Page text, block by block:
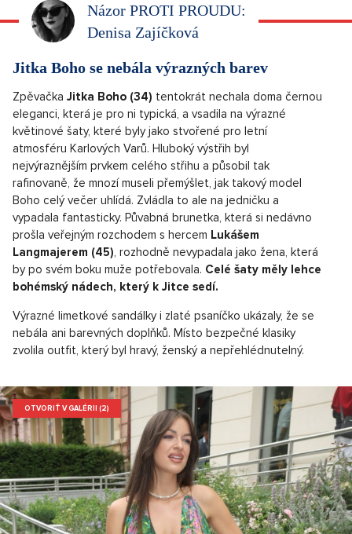
Názor PROTI PROUDU:
Denisa Zajíčková
Jitka Boho se nebála výrazných barev
Zpěvačka Jitka Boho (34) tentokrát nechala doma černou
eleganci, která je pro ni typická, a vsadila na výrazné
květinové šaty, které byly jako stvořené pro letní
atmosféru Karlových Varů. Hluboký výstřih byl
nejvýraznějším prvkem celého střihu a působil tak
rafinovaně, že mnozí museli přemýšlet, jak takový model
Boho celý večer uhlídá. Zvládla to ale na jedničku a
vypadala fantasticky. Půvabná brunetka, která si nedávno
prošla veřejným rozchodem s hercem Lukášem
Langmajerem (45), rozhodně nevypadala jako žena, která
by po svém boku muže potřebovala. Celé šaty měly lehce
bohémský nádech, který k Jitce sedí.
Výrazné limetkové sandálky i zlaté psaníčko ukázaly, že se
nebála ani barevných doplňků. Místo bezpečné klasiky
zvolila outfit, který byl hravý, ženský a nepřehlédnutelný.
OTVORIŤ V GALÉRII (2)